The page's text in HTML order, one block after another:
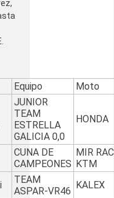
Equipo Moto
JUNIOR
TEAM
ESTRELLA
GALICIA 0,0
HONDA
CUNA DE
CAMPEONES
MIR
KTM
TEAM
ASPAR-VR46
KALEX